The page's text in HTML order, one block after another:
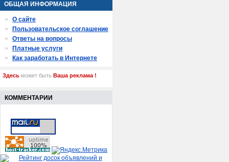
ОБЩАЯ ИНФОРМАЦИЯ
О сайте
Пользовательское соглашение
Ответы на вопросы
Платные услуги
Как заработать в Интернете
Здесь может быть Ваша реклама !
КОММЕНТАРИИ